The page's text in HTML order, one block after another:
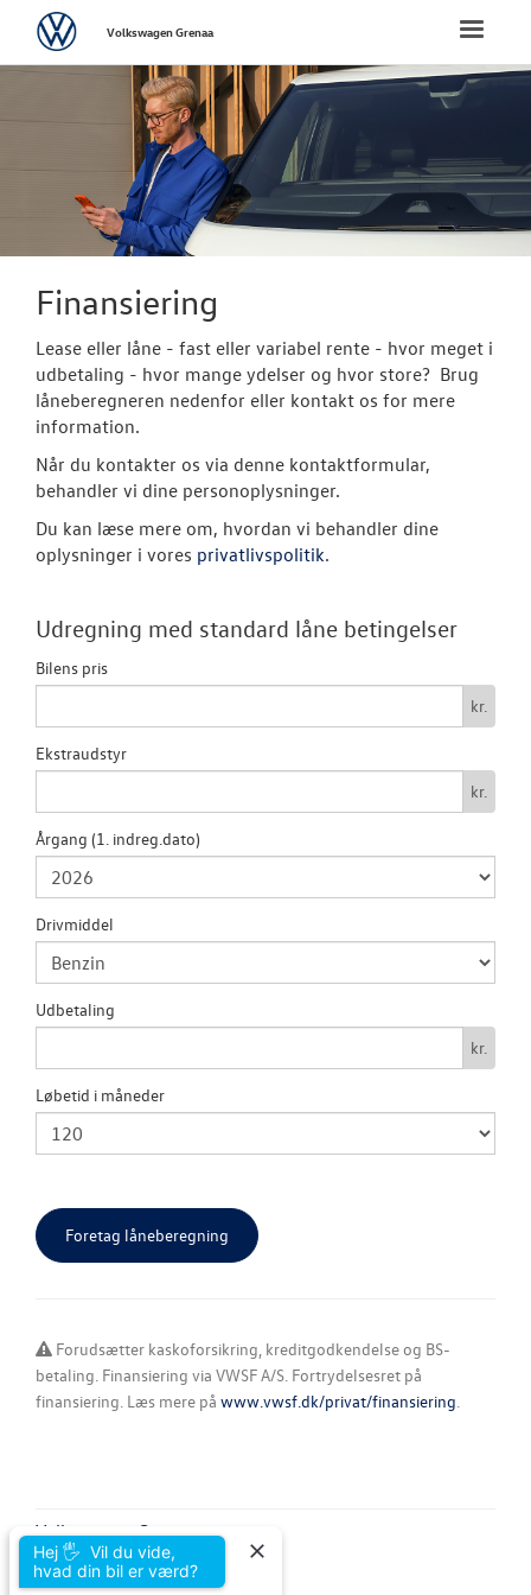
FORSIDE
NYE
NYE VAREBILER
Finansiering
Book en
VÆRKSTED
SKADECENTER
RESERVEDELE
NYHEDER
OM OS
Toggle
VolkswagenVolkswagen Grenaa
Finansiering
Lease eller låne - fast eller variabel rente - hvor meget i
udbetaling - hvor mange ydelser og hvor store? Brug
låneberegneren nedenfor eller kontakt os for mere
information.
Når du kontakter os via denne kontaktformular,
behandler vi dine personoplysninger.
Du kan læse mere om, hvordan vi behandler dine
oplysninger i vores privatlivspolitik.
Udregning med standard låne betingelser
Bilens pris
kr.
Ekstraudstyr
kr.
Årgang (1. indreg.dato)
Drivmiddel
Udbetaling
kr.
Løbetid i måneder
Forudsætter kaskoforsikring, kreditgodkendelse og BS-
betaling. Finansiering via VWSF A/S. Fortrydelsesret på
finansiering. Læs mere på www.vwsf.dk/privat/finansiering
Volkswagen Grenaa
Trekanten 8
8500 Grenaa
Tlf.:86 32 14 11
Hej 🖐 Vil du vide,
hvad din bil er værd?